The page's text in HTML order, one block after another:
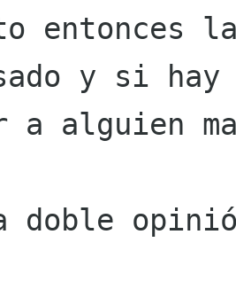
entonces la
y si hay
a alguien
doble